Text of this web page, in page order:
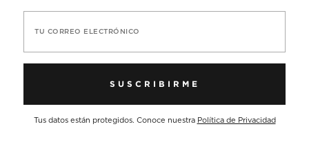
TU CORREO ELECTRÓNICO
SUSCRIBIRME
Tus datos están protegidos. Conoce nuestra Política de Privacidad